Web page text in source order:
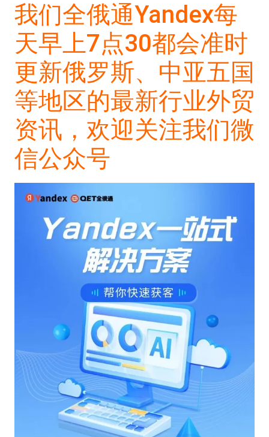
我们全俄通Yandex每
天早上7点30都会准时
更新俄罗斯、中亚五国
等地区的最新行业外贸
资讯，欢迎关注我们微
信公众号